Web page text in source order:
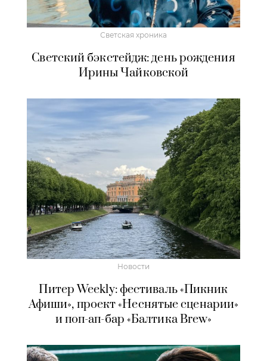
Светская хроника
Светский бэкстейдж: день рождения
Ирины Чайковской
Новости
Питер Weekly: фестиваль «Пикник
Афиши», проект «Неснятые сценарии»
и поп-ап-бар «Балтика Brew»